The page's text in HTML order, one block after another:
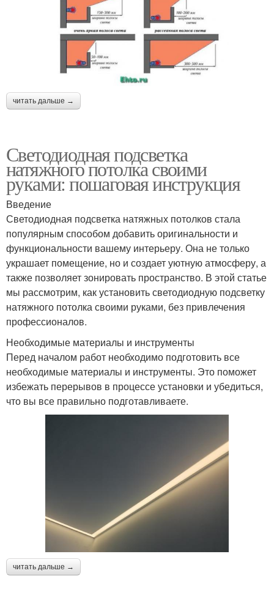
читать дальше →
Светодиодная подсветка
натяжного потолка своими
руками: пошаговая инструкция
Введение
Светодиодная подсветка натяжных потолков стала
популярным способом добавить оригинальности и
функциональности вашему интерьеру. Она не только
украшает помещение, но и создает уютную атмосферу, а
также позволяет зонировать пространство. В этой статье
мы рассмотрим, как установить светодиодную подсветку
натяжного потолка своими руками, без привлечения
профессионалов.
Необходимые материалы и инструменты
Перед началом работ необходимо подготовить все
необходимые материалы и инструменты. Это поможет
избежать перерывов в процессе установки и убедиться,
что вы все правильно подготавливаете.
читать дальше →